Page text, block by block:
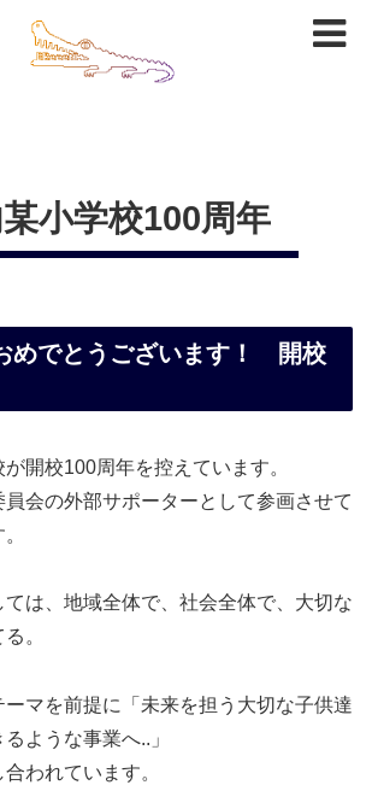
小学校100周年
めでとうございます！ 開校
開校100周年を控えています。
会の外部サポーターとして参画させて
は、地域全体で、社会全体で、大切な
。
マを前提に「未来を担う大切な子供達
ような事業へ..」
われています。